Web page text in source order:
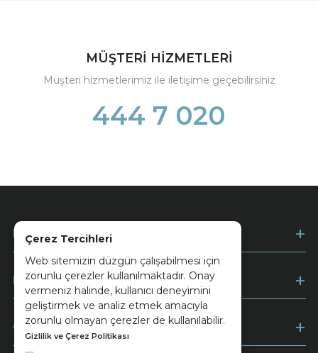
Çerez Tercihleri
Web sitemizin düzgün çalışabilmesi için
zorunlu çerezler kullanılmaktadır. Onay
vermeniz halinde, kullanıcı deneyimini
geliştirmek ve analiz etmek amacıyla
zorunlu olmayan çerezler de kullanılabilir.
Gizlilik ve Çerez Politikası
MÜŞTERİ HİZMETLERİ
Müşteri hizmetlerimiz ile iletişime geçebilirsiniz
444 7 020
Kurumsal
Müşteri Hizmetleri
Ödeme